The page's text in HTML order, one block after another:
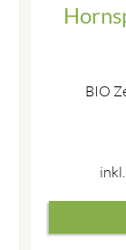
BIO